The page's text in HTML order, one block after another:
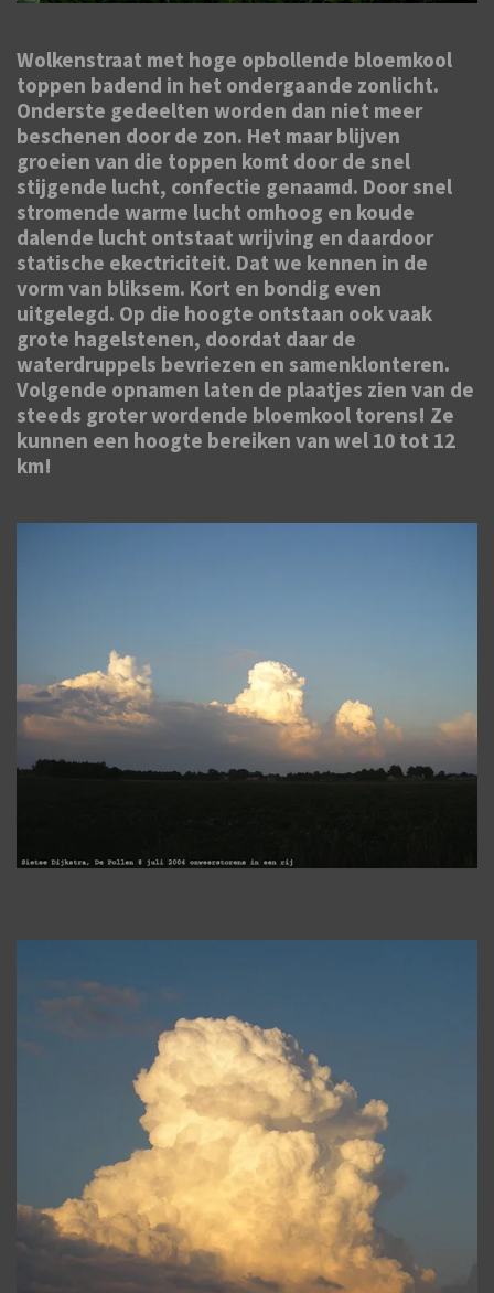
Wolkenstraat met hoge opbollende bloemkool
toppen badend in het ondergaande zonlicht.
Onderste gedeelten worden dan niet meer
beschenen door de zon. Het maar blijven
groeien van die toppen komt door de snel
stijgende lucht, confectie genaamd. Door snel
stromende warme lucht omhoog en koude
dalende lucht ontstaat wrijving en daardoor
statische ekectriciteit. Dat we kennen in de
vorm van bliksem. Kort en bondig even
uitgelegd. Op die hoogte ontstaan ook vaak
grote hagelstenen, doordat daar de
waterdruppels bevriezen en samenklonteren.
Volgende opnamen laten de plaatjes zien van de
steeds groter wordende bloemkool torens! Ze
kunnen een hoogte bereiken van wel 10 tot 12
km!